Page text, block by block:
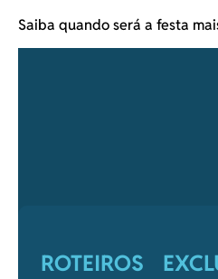
Saiba quando será a festa
ROTEIROS